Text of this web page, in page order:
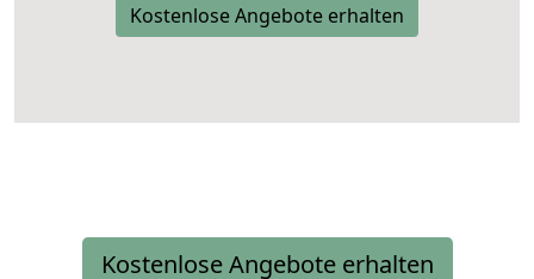
Kostenlose Angebote erhalten
Kostenlose Angebote erhalten